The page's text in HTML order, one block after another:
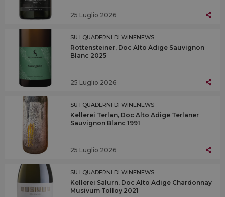
25 Luglio 2026
SU I QUADERNI DI WINENEWS
Rottensteiner, Doc Alto Adige Sauvignon
Blanc 2025
25 Luglio 2026
SU I QUADERNI DI WINENEWS
Kellerei Terlan, Doc Alto Adige Terlaner
Sauvignon Blanc 1991
25 Luglio 2026
SU I QUADERNI DI WINENEWS
Kellerei Salurn, Doc Alto Adige Chardonnay
Musivum Tolloy 2021